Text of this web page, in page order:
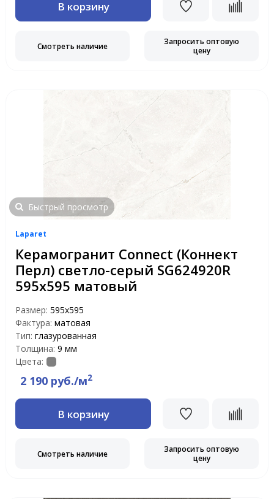
В корзину
Смотреть наличие
Запросить оптовую
цену
Быстрый просмотр
Laparet
Керамогранит Connect (Коннект
Перл) светло-серый SG624920R
595x595 матовый
Размер: 595x595
Фактура: матовая
Тип: глазурованная
Толщина: 9 мм
Цвета:
2 190 руб./м2
В корзину
Смотреть наличие
Запросить оптовую
цену